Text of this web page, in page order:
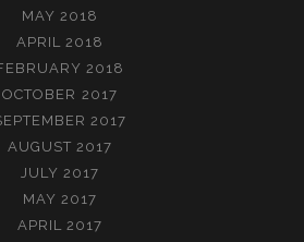
MAY 2018
APRIL 2018
2018
OCTOBER 2017
2017
AUGUST 2017
JULY 2017
MAY 2017
APRIL 2017